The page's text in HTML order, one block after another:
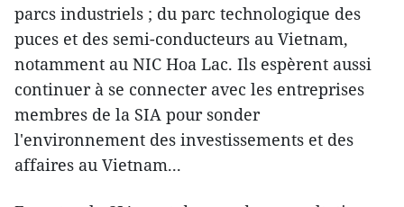
parcs industriels ; du parc technologique des
puces et des semi-conducteurs au Vietnam,
notamment au NIC Hoa Lac. Ils espèrent aussi
continuer à se connecter avec les entreprises
membres de la SIA pour sonder
l'environnement des investissements et des
affaires au Vietnam...